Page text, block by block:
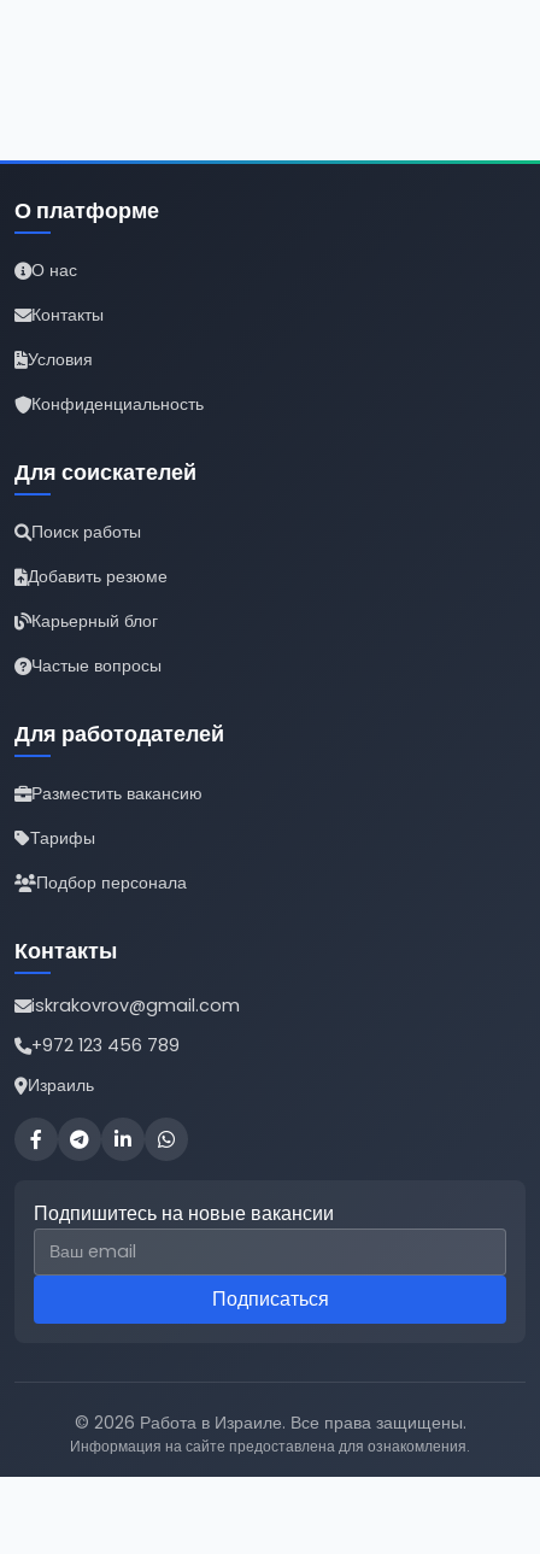
О платформе
О нас
Контакты
Условия
Конфиденциальность
Для соискателей
Поиск работы
Добавить резюме
Карьерный блог
Частые вопросы
Для работодателей
Разместить вакансию
Тарифы
Подбор персонала
Контакты
iskrakovrov@gmail.com
+972 123 456 789
Израиль
Подпишитесь на новые вакансии
Email для подписки
Подписаться
© 2026 Работа в Израиле. Все права защищены.
Информация на сайте предоставлена для ознакомления.